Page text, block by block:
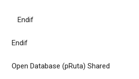
Endif
Endif
Open Database (pRuta) Shared